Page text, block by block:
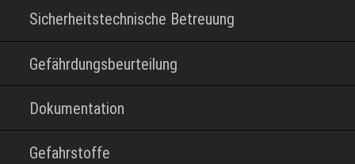
Sicherheitstechnische Betreuung
Gefährdungsbeurteilung
Dokumentation
Gefahrstoffe